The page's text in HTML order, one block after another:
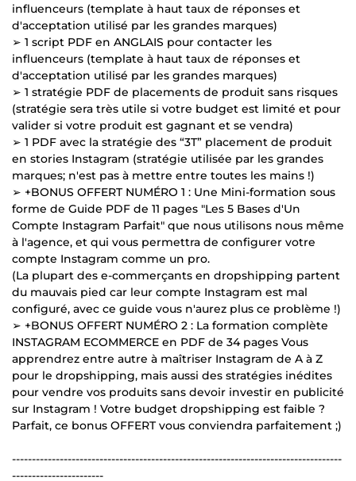
influenceurs (template à haut taux de réponses et
d'acceptation utilisé par les grandes marques)
➢ 1 script PDF en ANGLAIS pour contacter les
influenceurs (template à haut taux de réponses et
d'acceptation utilisé par les grandes marques)
➢ 1 stratégie PDF de placements de produit sans risques
(stratégie sera très utile si votre budget est limité et pour
valider si votre produit est gagnant et se vendra)
➢ 1 PDF avec la stratégie des “3T” placement de produit
en stories Instagram (stratégie utilisée par les grandes
marques; n'est pas à mettre entre toutes les mains !)
➢ +BONUS OFFERT NUMÉRO 1 : Une Mini-formation sous
forme de Guide PDF de 11 pages "Les 5 Bases d'Un
Compte Instagram Parfait" que nous utilisons nous même
à l'agence, et qui vous permettra de configurer votre
compte Instagram comme un pro.
(La plupart des e-commerçants en dropshipping partent
du mauvais pied car leur compte Instagram est mal
configuré, avec ce guide vous n'aurez plus ce problème !)
➢ +BONUS OFFERT NUMÉRO 2 : La formation complète
INSTAGRAM ECOMMERCE en PDF de 34 pages Vous
apprendrez entre autre à maîtriser Instagram de A à Z
pour le dropshipping, mais aussi des stratégies inédites
pour vendre vos produits sans devoir investir en publicité
sur Instagram ! Votre budget dropshipping est faible ?
Parfait, ce bonus OFFERT vous conviendra parfaitement ;)
-----------------------------------------------------------------------------------
-----------------------